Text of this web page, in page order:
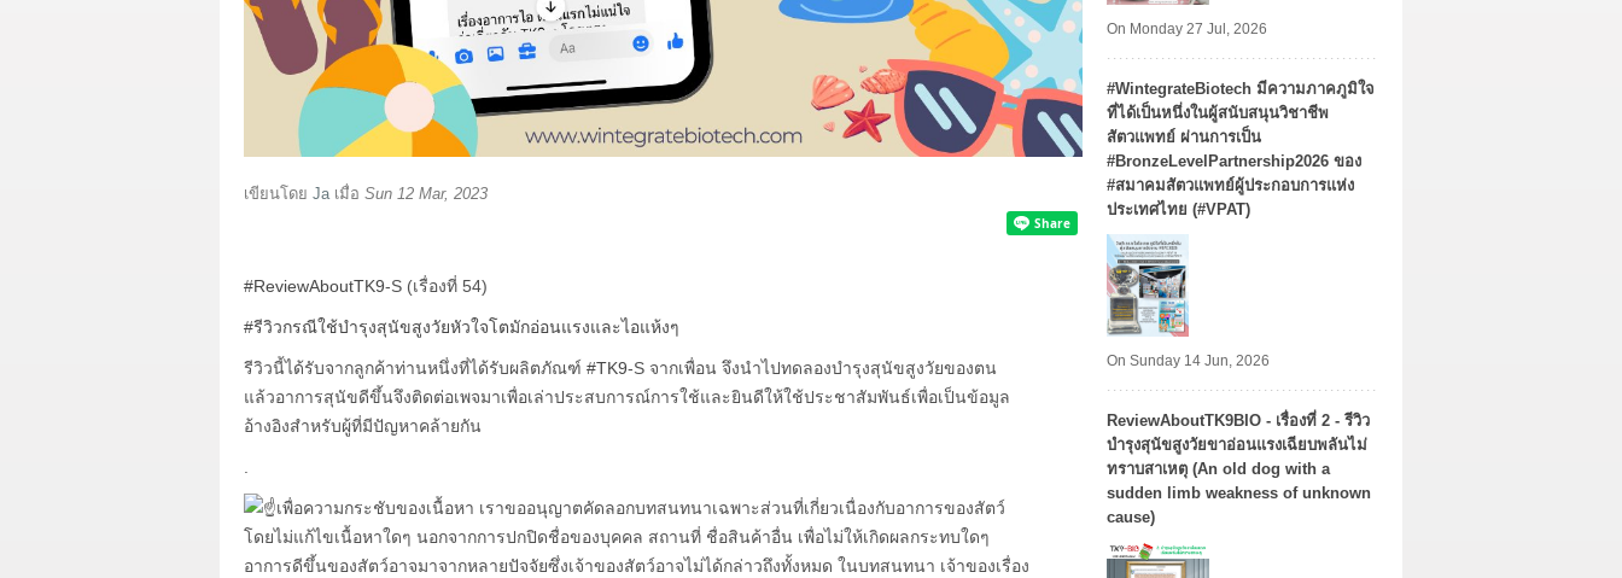
เขียนโดย Ja เมื่อ Sun 12 Mar, 2023
#ReviewAboutTK9-S (เรื่องที่ 54)
#รีวิวกรณีใช้บำรุงสุนัขสูงวัยหัวใจโตมักอ่อนแรงและไอแห้งๆ
รีวิวนี้ได้รับจากลูกค้าท่านหนึ่งที่ได้รับผลิตภัณฑ์ #TK9-S จากเพื่อน จึงนำไปทดลองบำรุงสุนัขสูงวัยของตน
แล้วอาการสุนัขดีขึ้นจึงติดต่อเพจมาเพื่อเล่าประสบการณ์การใช้และยินดีให้ใช้ประชาสัมพันธ์เพื่อเป็นข้อมูล
อ้างอิงสำหรับผู้ที่มีปัญหาคล้ายกัน
เพื่อความกระชับของเนื้อหา เราขออนุญาตคัดลอกบทสนทนาเฉพาะส่วนที่เกี่ยวเนื่องกับอาการของสัตว์
โดยไม่แก้ไขเนื้อหาใดๆ นอกจากการปกปิดชื่อของบุคคล สถานที่ ชื่อสินค้าอื่น เพื่อไม่ให้เกิดผลกระทบใดๆ
อาการดีขึ้นของสัตว์อาจมาจากหลายปัจจัยซึ่งเจ้าของสัตว์อาจไม่ได้กล่าวถึงทั้งหมด ในบทสนทนา เจ้าของเรื่อง
On Monday 27 Jul, 2026
#WintegrateBiotech มีความภาคภูมิใจ
ที่ได้เป็นหนึ่งในผู้สนับสนุนวิชาชีพ
สัตวแพทย์ ผ่านการเป็น
#BronzeLevelPartnership2026 ของ
#สมาคมสัตวแพทย์ผู้ประกอบการแห่ง
ประเทศไทย (#VPAT)
On Sunday 14 Jun, 2026
ReviewAboutTK9BIO - เรื่องที่ 2 - รีวิว
บำรุงสุนัขสูงวัยขาอ่อนแรงเฉียบพลันไม่
ทราบสาเหตุ (An old dog with a
sudden limb weakness of unknown
cause)